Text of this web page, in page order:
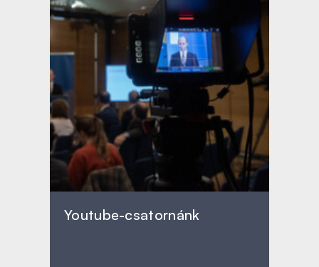
Youtube-csatornánk